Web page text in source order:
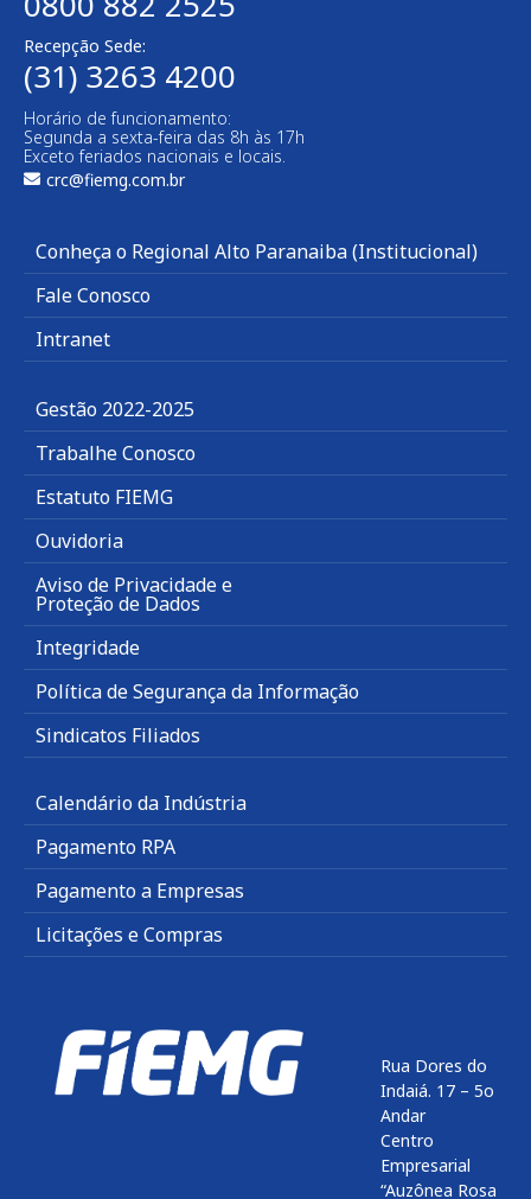
Recepção Sede:
(31) 3263 4200
Horário de funcionamento:
Segunda a sexta-feira das 8h às 17h
Exceto feriados nacionais e locais.
crc@fiemg.com.br
Conheça o Regional Alto Paranaiba (Institucional)
Fale Conosco
Intranet
Gestão 2022-2025
Trabalhe Conosco
Estatuto FIEMG
Ouvidoria
Aviso de Privacidade e
Proteção de Dados
Integridade
Política de Segurança da Informação
Sindicatos Filiados
Calendário da Indústria
Pagamento RPA
Pagamento a Empresas
Licitações e Compras
Rua Dores do
Indaiá. 17 – 5o
Andar
Centro
Empresarial
“Auzônea Rosa